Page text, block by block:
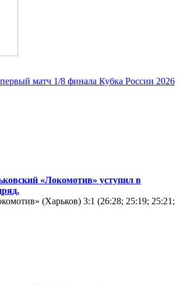
первый матч 1/8 финала Кубка России 2026
«Локомотив» уступил в
(Харьков) 3:1 (26:28; 25:19; 25:21;